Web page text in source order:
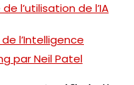
l’utilisation de l’IA
l’Intelligence
par Neil Patel